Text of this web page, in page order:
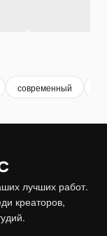
современный
лучших работ.
креаторов,